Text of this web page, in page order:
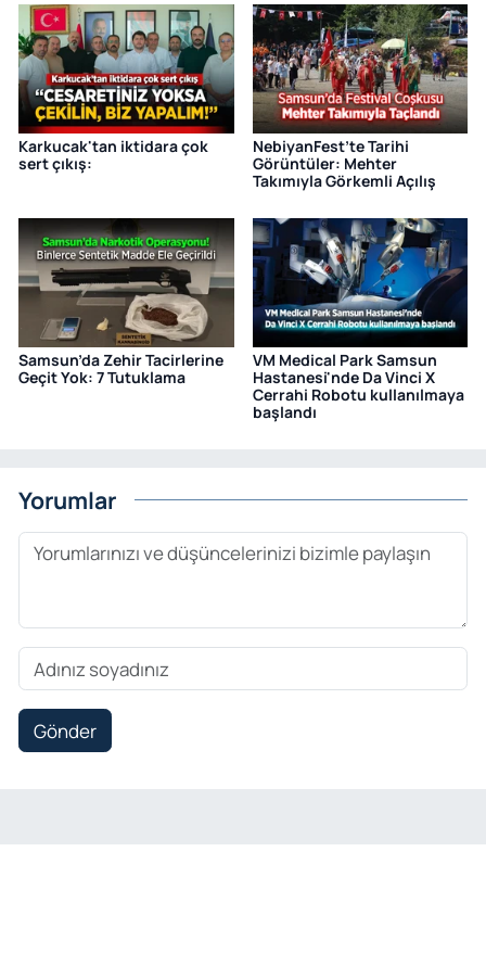
Karkucak'tan iktidara çok
sert çıkış:
NebiyanFest’te Tarihi
Görüntüler: Mehter
Takımıyla Görkemli Açılış
Samsun’da Zehir Tacirlerine
Geçit Yok: 7 Tutuklama
VM Medical Park Samsun
Hastanesi'nde Da Vinci X
Cerrahi Robotu kullanılmaya
başlandı
Yorumlar
Gönder